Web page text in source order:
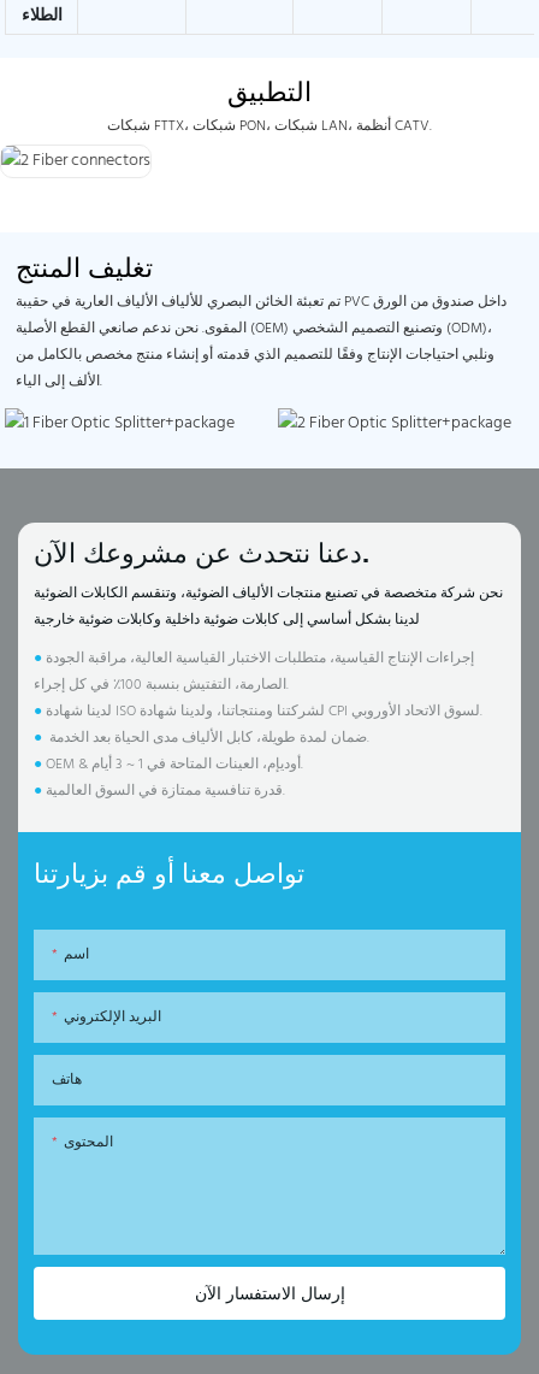
الطلاء
التطبيق
شبكات FTTX، شبكات PON، شبكات LAN، أنظمة CATV.
تغليف المنتج
تم تعبئة الخائن البصري للألياف الألياف العارية في حقيبة PVC داخل صندوق من الورق
المقوى. نحن ندعم صانعي القطع الأصلية (OEM) وتصنيع التصميم الشخصي (ODM)،
ونلبي احتياجات الإنتاج وفقًا للتصميم الذي قدمته أو إنشاء منتج مخصص بالكامل من
الألف إلى الياء.
دعنا نتحدث عن مشروعك الآن.
نحن شركة متخصصة في تصنيع منتجات الألياف الضوئية، وتنقسم الكابلات الضوئية
● إجراءات الإنتاج القياسية، متطلبات الاختبار القياسية العالية، مراقبة الجودة
الصارمة، التفتيش بنسبة 100٪ في كل إجراء.
●
لدينا شهادة ISO لشركتنا ومنتجاتنا، ولدينا شهادة CPI لسوق الاتحاد الأوروبي.
●
ضمان لمدة طويلة، كابل الألياف مدى الحياة بعد الخدمة.
●
OEM & أوديإم، العينات المتاحة في 1 ~ 3 أيام.
●
قدرة تنافسية ممتازة في السوق العالمية.
تواصل معنا أو قم بزيارتنا
اسم
البريد الإلكتروني
هاتف
المحتوى
إرسال الاستفسار الآن